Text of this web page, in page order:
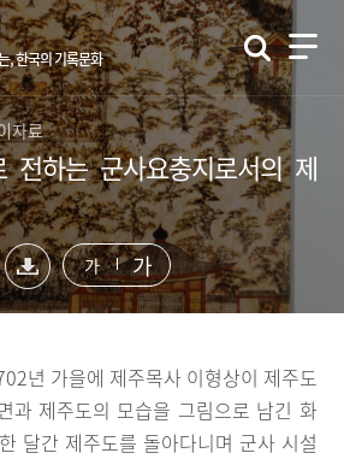
, 한국의 기록문화
자료
전하는 군사요충지로서의 제
가 가
년 가을에 제주목사 이형상이 제주도
과 제주도의 모습을 그림으로 남긴 화
달간 제주도를 돌아다니며 군사 시설